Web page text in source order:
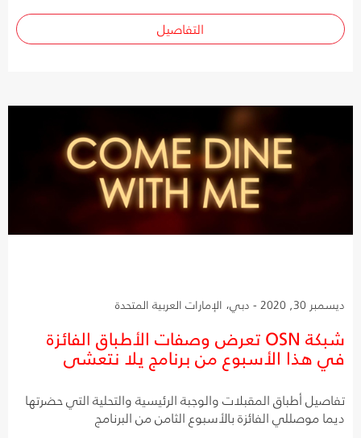
التفاصيل
ديسمبر 30, 2020 - دبي، الإمارات العربية المتحدة
شبكة OSN تعرض وصفات الأطباق الفائزة
في هذا الأسبوع من برنامج يلا نتعشى
تفاصيل أطباق المقبلات والوجبة الرئيسية والتحلية التي حضرتها
ديما موصللي الفائزة بالأسبوع الثامن من البرنامج